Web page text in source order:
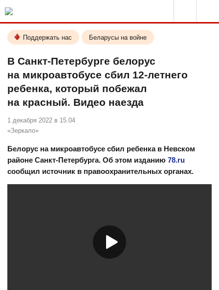
Поддержать нас Беларусы на войне
В Санкт-Петербурге белорус
на микроавтобусе сбил 12-летнего
ребенка, который побежал
на красный. Видео наезда
1 декабря 2022 в 15.04
«Зеркало»
Белорус на микроавтобусе сбил ребенка в Невском
районе Санкт-Петербурга. Об этом изданию 78.ru
сообщил источник в правоохранительных органах.